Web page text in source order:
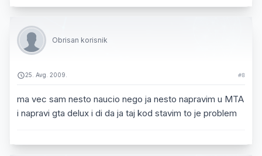
Obrisan korisnik
25. Avg. 2009. #8
ma vec sam nesto naucio nego ja nesto napravim u MTA
i napravi gta delux i di da ja taj kod stavim to je problem